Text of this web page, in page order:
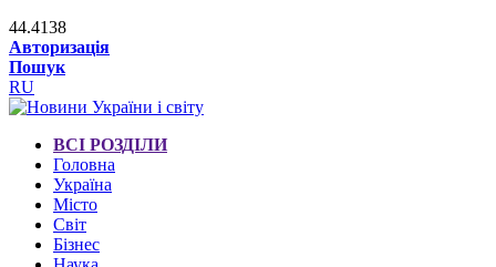
44.4138
Авторизація
Пошук
RU
ВСІ РОЗДІЛИ
Головна
Україна
Місто
Світ
Бізнес